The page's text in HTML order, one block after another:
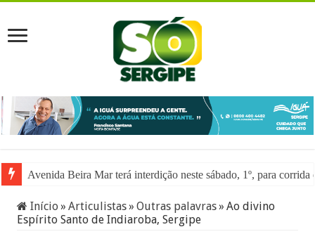
Avenida Beira Mar terá interdição neste sábado, 1º, para corrida
Início » Articulistas» Outras palavras» Ao divino
Espírito Santo de Indiaroba, Sergipe